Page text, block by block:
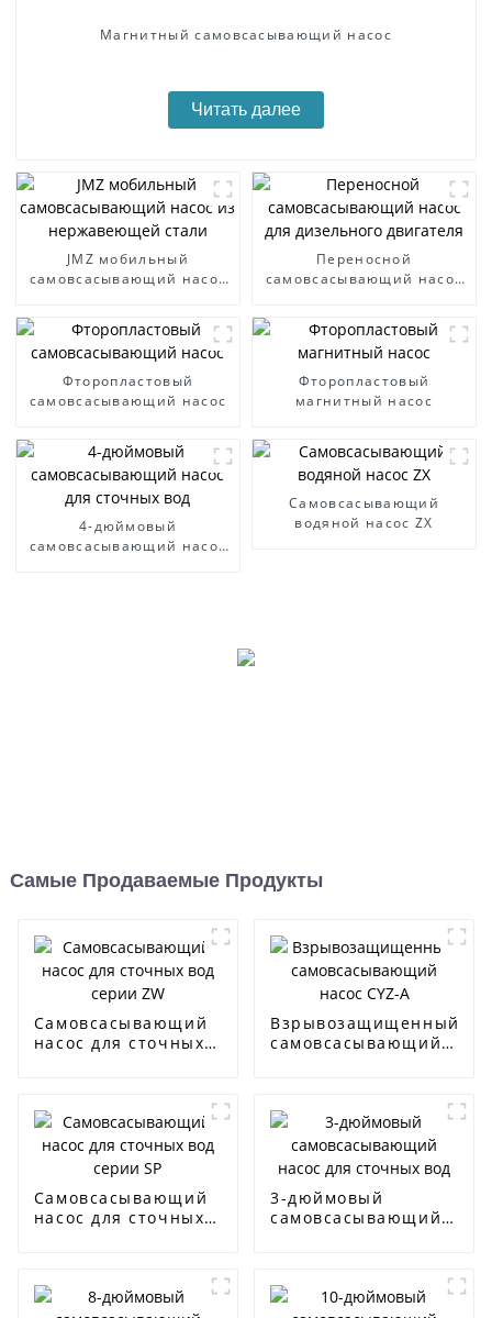
Магнитный самовсасывающий насос
Читать далее
JMZ мобильный
самовсасывающий насос
Переносной
самовсасывающий насос
Фторопластовый
самовсасывающий насос
Фторопластовый
магнитный насос
4-дюймовый
самовсасывающий насос
Самовсасывающий
водяной насос ZX
Самые Продаваемые Продукты
Самовсасывающий
насос для сточных
Взрывозащищенный
самовсасывающий
Самовсасывающий
насос для сточных
3-дюймовый
самовсасывающий